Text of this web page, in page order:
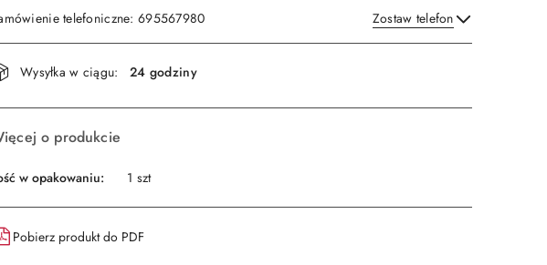
telefoniczne: 695567980 Zostaw telefon
Wyślij
Wysyłka w ciągu: 24 godziny
o produkcie
w opakowaniu: 1 szt
Pobierz produkt do PDF